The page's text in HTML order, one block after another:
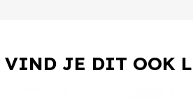
JE DIT OOK